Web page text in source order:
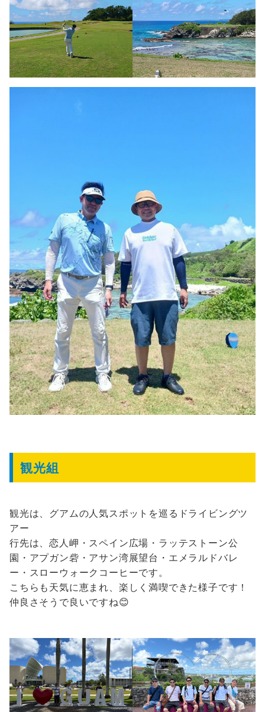
観光組
観光は、グアムの人気スポットを巡るドライビングツ
アー
行先は、恋人岬・スペイン広場・ラッテストーン公
園・アプガン砦・アサン湾展望台・エメラルドバレ
ー・スローウォークコーヒーです。
こちらも天気に恵まれ、楽しく満喫できた様子です！
仲良さそうで良いですね😊